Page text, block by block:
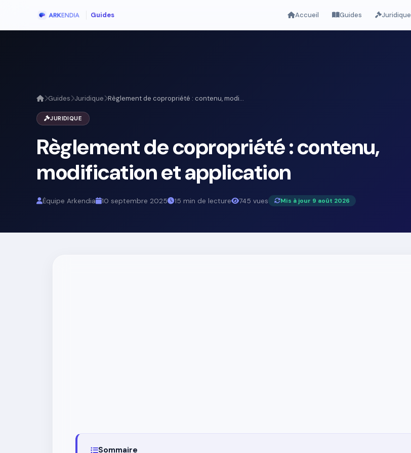
Guides Accueil Guides Juridique
Guides Juridique Règlement de copropriété : contenu, modi...
JURIDIQUE
Règlement de copropriété : contenu,
modification et application
Équipe Arkendia 10 septembre 2025 15 min de lecture 745 vues Mis à jour 9 août 2026
Sommaire